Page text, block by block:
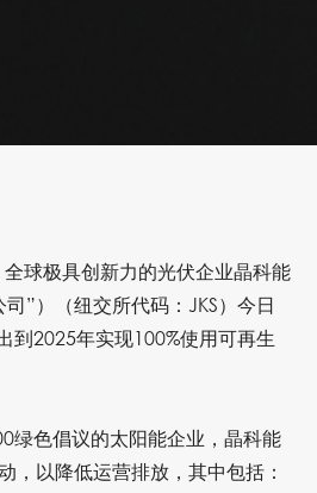
全球极具创新力的光伏企业晶科能
”）（纽交所代码： JKS）今日
到2025年实现100%使用可再生
绿色倡议的太阳能企业，晶科能
，以降低运营排放，其中包括：